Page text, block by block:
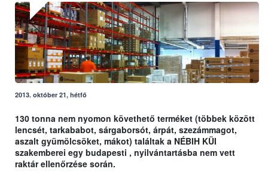
2013. október 21, hétfő
130 tonna nem nyomon követhető terméket (többek között
lencsét, tarkababot, sárgaborsót, árpát, szezámmagot,
aszalt gyümölcsöket, mákot) találtak a NÉBIH KÜI
szakemberei egy budapesti , nyilvántartásba nem vett
raktár ellenőrzése során.